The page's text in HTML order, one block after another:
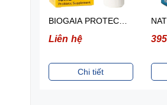
Liên hệ
Chi tiết